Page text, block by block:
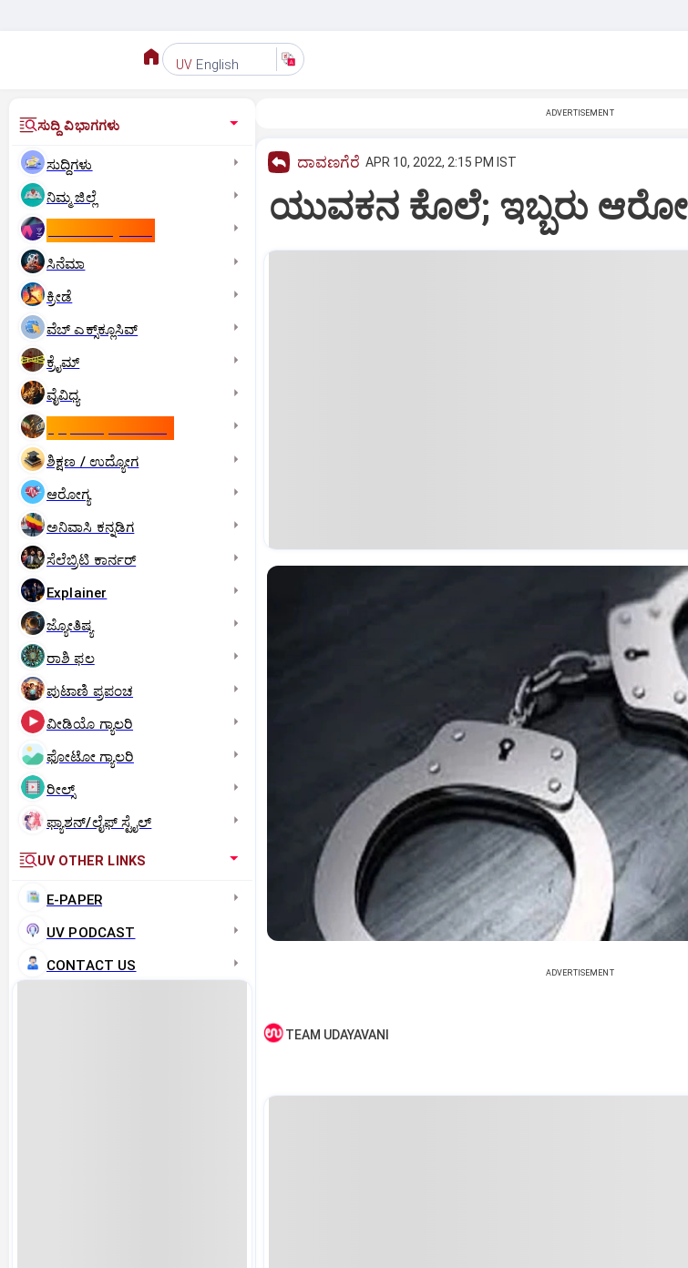
UV English
ಸುದ್ದಿ ವಿಭಾಗಗಳು
ಸುದ್ದಿಗಳು
ನಿಮ್ಮ ಜಿಲ್ಲೆ
ಸಿನೆಮಾ
ಕ್ರೀಡೆ
ವೆಬ್ ಎಕ್ಸ್‌ಕ್ಲೂಸಿವ್
ಕ್ರೈಮ್
ವೈವಿಧ್ಯ
ಶಿಕ್ಷಣ / ಉದ್ಯೋಗ
ಆರೋಗ್ಯ
ಅನಿವಾಸಿ ಕನ್ನಡಿಗ
ಸೆಲೆಬ್ರಿಟಿ ಕಾರ್ನರ್‌
Explainer
ಜ್ಯೋತಿಷ್ಯ
ರಾಶಿ ಫಲ
ಪುಟಾಣಿ ಪ್ರಪಂಚ
ವೀಡಿಯೊ ಗ್ಯಾಲರಿ
ಫೋಟೋ ಗ್ಯಾಲರಿ
ರೀಲ್ಸ್
ಫ್ಯಾಶನ್/ಲೈಫ್‌ ಸ್ಟೈಲ್
UV OTHER LINKS
E-PAPER
UV PODCAST
CONTACT US
ADVERTISEMENT
ದಾವಣಗೆರೆ APR 10, 2022, 2:15 PM IST
ಯುವಕನ ಕೊಲೆ; ಇಬ್ಬರು
ADVERTISEMENT
TEAM UDAYAVANI